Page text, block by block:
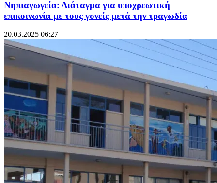
Νηπιαγωγεία: Διάταγμα για υποχρεωτική
επικοινωνία με τους γονείς μετά την τραγωδία
20.03.2025 06:27